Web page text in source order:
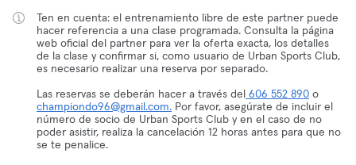
Ten en cuenta: el entrenamiento libre de este partner puede
hacer referencia a una clase programada. Consulta la página
web oficial del partner para ver la oferta exacta, los detalles
de la clase y confirmar si, como usuario de Urban Sports Club,
es necesario realizar una reserva por separado.
Las reservas se deberán hacer a través del 606 552 890 o
championdo96@gmail.com. Por favor, asegúrate de incluir el
número de socio de Urban Sports Club y en el caso de no
poder asistir, realiza la cancelación 12 horas antes para que no
se te penalice.